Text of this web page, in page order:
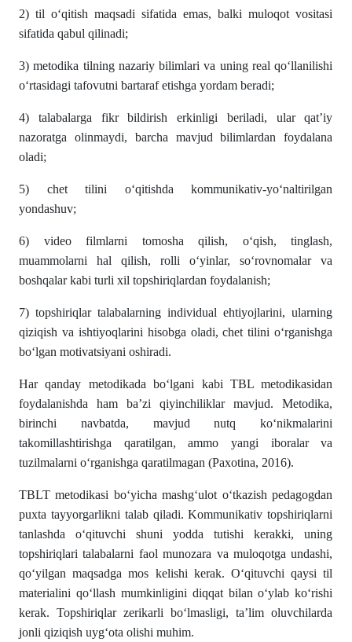
2) til o‘qitish maqsadi sifatida emas, balki muloqot vositasi
sifatida qabul qilinadi;
3) metodika tilning nazariy bilimlari va uning real qo‘llanilishi
o‘rtasidagi tafovutni bartaraf etishga yordam beradi;
4) talabalarga fikr bildirish erkinligi beriladi, ular qat’iy
nazoratga olinmaydi, barcha mavjud bilimlardan foydalana
oladi;
5) chet tilini o‘qitishda kommunikativ-yo‘naltirilgan
yondashuv;
6) video filmlarni tomosha qilish, o‘qish, tinglash,
muammolarni hal qilish, rolli o‘yinlar, so‘rovnomalar va
boshqalar kabi turli xil topshiriqlardan foydalanish;
7) topshiriqlar talabalarning individual ehtiyojlarini, ularning
qiziqish va ishtiyoqlarini hisobga oladi, chet tilini o‘rganishga
bo‘lgan motivatsiyani oshiradi.
Har qanday metodikada bo‘lgani kabi TBL metodikasidan
foydalanishda ham ba’zi qiyinchiliklar mavjud. Metodika,
birinchi navbatda, mavjud nutq ko‘nikmalarini
takomillashtirishga qaratilgan, ammo yangi iboralar va
tuzilmalarni o‘rganishga qaratilmagan (Paxotina, 2016).
TBLT metodikasi bo‘yicha mashg‘ulot o‘tkazish pedagogdan
puxta tayyorgarlikni talab qiladi. Kommunikativ topshiriqlarni
tanlashda o‘qituvchi shuni yodda tutishi kerakki, uning
topshiriqlari talabalarni faol munozara va muloqotga undashi,
qo‘yilgan maqsadga mos kelishi kerak. O‘qituvchi qaysi til
materialini qo‘llash mumkinligini diqqat bilan o‘ylab ko‘rishi
kerak. Topshiriqlar zerikarli bo‘lmasligi, ta’lim oluvchilarda
jonli qiziqish uyg‘ota olishi muhim.